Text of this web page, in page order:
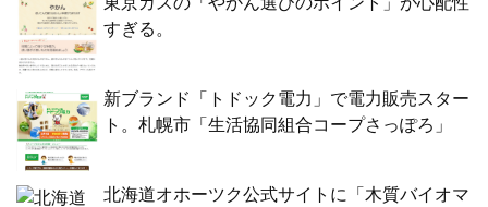
すぎる。
新ブランド「トドック電力」で電力販売スター
ト。札幌市「生活協同組合コープさっぽろ」
北海道オホーツク公式サイトに「木質バイオマ